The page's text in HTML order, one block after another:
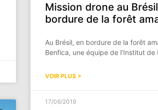
Mission drone au
bordure de la forêt
Au Brésil, en bordure de la forêt
Benfica, une équipe de l’Institut
VOIR PLUS >
17/06/2019